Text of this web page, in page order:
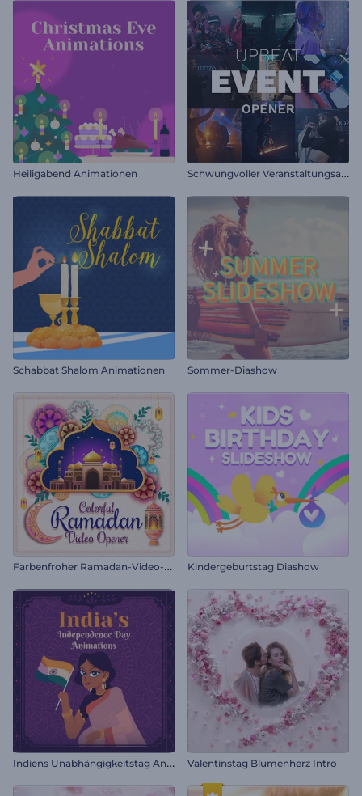
Heiligabend Animationen S
chwungvoller Veranstaltungsauftakt
Schabbat Shalom Animationen Sommer-Diashow
F
arbenfroher Ramadan-Video-Opener Kindergeburtstag Diashow
I
ndiens Unabhängigkeitstag Animationen Valentinstag Blumenherz Intro